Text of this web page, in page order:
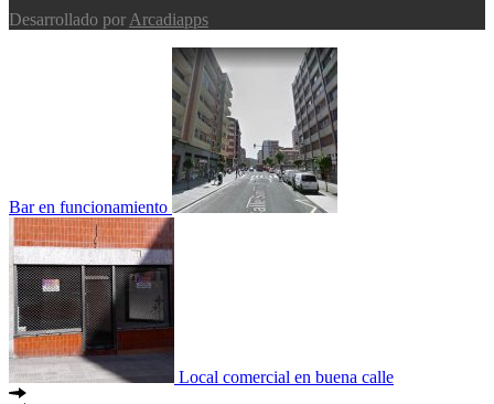
Desarrollado por Arcadiapps
Bar en funcionamiento
Local comercial en buena calle